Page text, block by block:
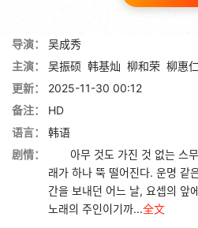
导演：
吴成秀
主演：
吴振硕 韩基灿 柳和荣 柳惠仁
更新：
2025-11-30 00:12
备注：
HD
语言：
韩语
剧情：
아무 것도 가진 것 없는 스무
래가 하나 뚝 떨어진다. 운명 같
간을 보내던 어느 날, 요셉의 앞
노래의 주인이기까...全文